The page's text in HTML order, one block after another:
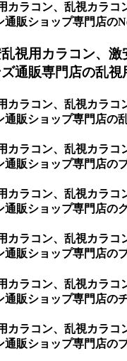
カラコン、乱視カラ
販ショップ専門店の
視用カラコン、
通販専門店の乱視
カラコン、乱視カラ
販ショップ専門店の
カラコン、乱視カラ
販ショップ専門店の
カラコン、乱視カラ
販ショップ専門店の
カラコン、乱視カラ
販ショップ専門店の
カラコン、乱視カラ
販ショップ専門店の
カラコン、乱視カラ
販ショップ専門店の